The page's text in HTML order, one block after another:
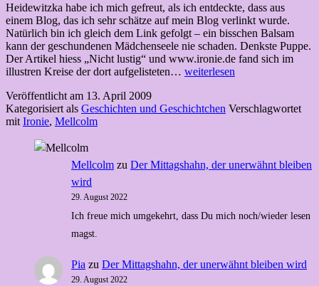
Heidewitzka habe ich mich gefreut, als ich entdeckte, dass aus
einem Blog, das ich sehr schätze auf mein Blog verlinkt wurde.
Natürlich bin ich gleich dem Link gefolgt – ein bisschen Balsam
kann der geschundenen Mädchenseele nie schaden. Denkste Puppe.
Der Artikel hiess „Nicht lustig“ und www.ironie.de fand sich im
illustren Kreise der dort aufgelisteten… Vom
Her
und
Meck
weiterlesen
Veröffentlicht am 13. April 2009
Kategorisiert als Geschichten und Geschichtchen Verschlagwortet
mit Ironie, Mellcolm
Mellcolm zu Der Mittagshahn, der unerwähnt bleiben
wird
29. August 2022
Ich freue mich umgekehrt, dass Du mich noch/wieder lesen
magst.
Pia zu Der Mittagshahn, der unerwähnt bleiben wird
29. August 2022